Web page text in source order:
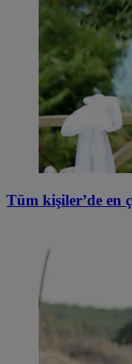
Tüm kişiler’de en